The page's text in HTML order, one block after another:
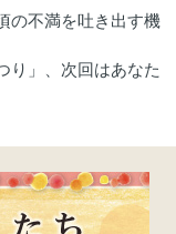
の不満を吐き出す機
り」、次回はあなた